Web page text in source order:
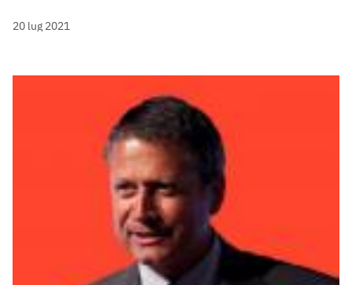
20 lug 2021